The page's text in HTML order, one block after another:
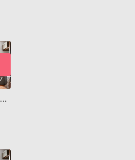
Flexibilidad.5 *APERTURA Y ROTACIÓN DE CADERA